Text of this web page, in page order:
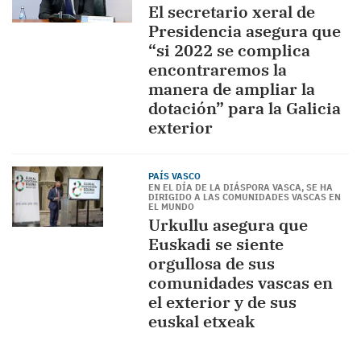
El secretario xeral de
Presidencia asegura que
“si 2022 se complica
encontraremos la
manera de ampliar la
dotación” para la Galicia
exterior
PAÍS VASCO
EN EL DÍA DE LA DIÁSPORA VASCA, SE HA
DIRIGIDO A LAS COMUNIDADES VASCAS EN
EL MUNDO
Urkullu asegura que
Euskadi se siente
orgullosa de sus
comunidades vascas en
el exterior y de sus
euskal etxeak